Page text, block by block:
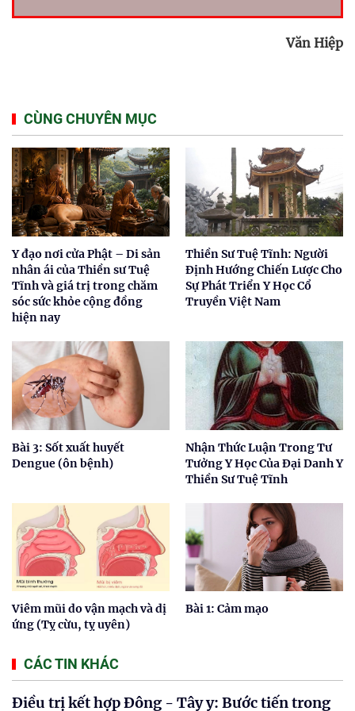
Văn Hiệp
CÙNG CHUYÊN MỤC
Y đạo nơi cửa Phật – Di sản
nhân ái của Thiền sư Tuệ
Tĩnh và giá trị trong chăm
sóc sức khỏe cộng đồng
hiện nay
Thiền Sư Tuệ Tĩnh: Người
Định Hướng Chiến Lược Cho
Sự Phát Triển Y Học Cổ
Truyền Việt Nam
Bài 3: Sốt xuất huyết
Dengue (ôn bệnh)
Nhận Thức Luận Trong Tư
Tưởng Y Học Của Đại Danh Y
Thiền Sư Tuệ Tĩnh
Viêm mũi do vận mạch và dị
ứng (Tỵ cừu, tỵ uyên)
Bài 1: Cảm mạo
CÁC TIN KHÁC
Điều trị kết hợp Đông - Tây y: Bước tiến trong